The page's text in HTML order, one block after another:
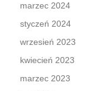
marzec 2024
styczeń 2024
wrzesień 2023
kwiecień 2023
marzec 2023